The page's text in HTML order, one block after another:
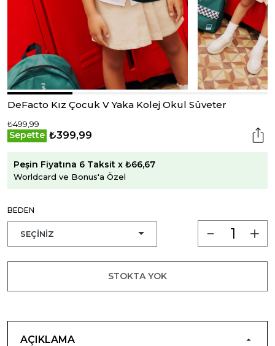
DeFacto Kız Çocuk V Yaka Kolej Okul Süveter
₺499,99
Sepette ₺399,99
Peşin Fiyatına 6 Taksit x ₺66,67
Worldcard ve Bonus'a Özel
BEDEN
STOKTA YOK
AÇIKLAMA